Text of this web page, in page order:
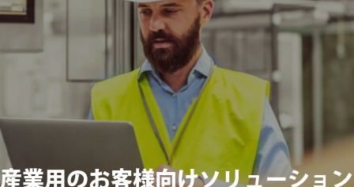
産業用のお客様向けソリューション